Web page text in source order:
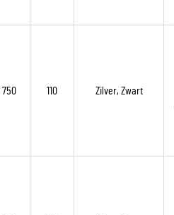
750 110 Zilver, Zwart